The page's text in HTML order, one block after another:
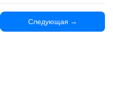
Следующая →